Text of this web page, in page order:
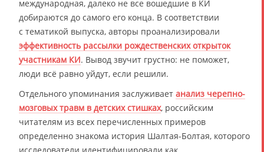
международная, далеко не все вошедшие в КИ
добираются до самого его конца. В соответствии
с тематикой выпуска, авторы проанализировали
эффективность рассылки рождественских открыток
участникам КИ. Вывод звучит грустно: не поможет,
люди всё равно уйдут, если решили.
Отдельного упоминания заслуживает анализ черепно-
мозговых травм в детских стишках, российским
читателям из всех перечисленных примеров
определенно знакома история Шалтая-Болтая, которого
исследователи идентифицировали как